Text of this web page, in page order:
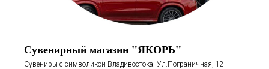
Сувенирный магазин "ЯКОРЬ"
Сувениры с символикой Владивостока. Ул.Пограничная, 12